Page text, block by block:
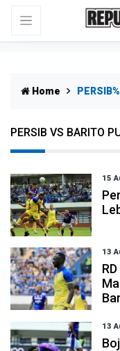
Home
PERSIB VS BARITO
15
13
13